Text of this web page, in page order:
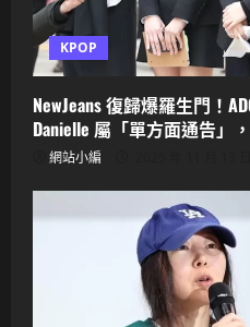
KPOP
NewJeans 復歸爆羅生門！
Danielle 屬「單方面通告」
網站小編